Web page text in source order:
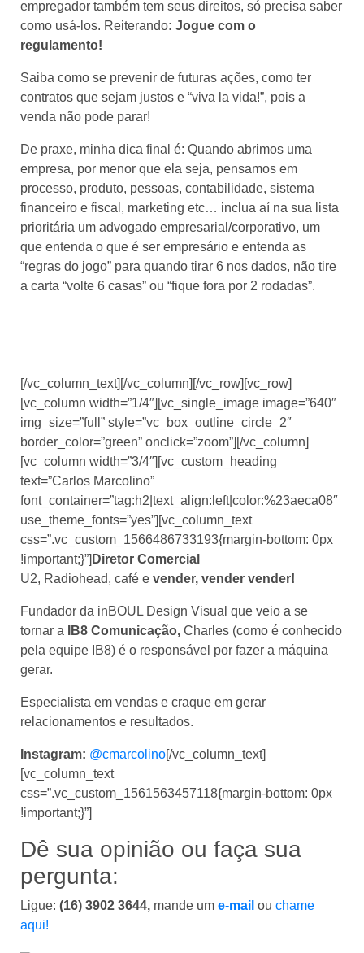
empregador também tem seus direitos, só precisa saber
como usá-los. Reiterando: Jogue com o
regulamento!
Saiba como se prevenir de futuras ações, como ter
contratos que sejam justos e “viva la vida!”, pois a
venda não pode parar!
De praxe, minha dica final é: Quando abrimos uma
empresa, por menor que ela seja, pensamos em
processo, produto, pessoas, contabilidade, sistema
financeiro e fiscal, marketing etc… inclua aí na sua lista
prioritária um advogado empresarial/corporativo, um
que entenda o que é ser empresário e entenda as
“regras do jogo” para quando tirar 6 nos dados, não tire
a carta “volte 6 casas” ou “fique fora por 2 rodadas”.
[/vc_column_text][/vc_column][/vc_row][vc_row]
[vc_column width=”1/4″][vc_single_image image=”640″
img_size=”full” style=”vc_box_outline_circle_2″
border_color=”green” onclick=”zoom”][/vc_column]
[vc_column width=”3/4″][vc_custom_heading
text=”Carlos Marcolino”
font_container=”tag:h2|text_align:left|color:%23aeca08″
use_theme_fonts=”yes”][vc_column_text
css=”.vc_custom_1566486733193{margin-bottom: 0px
!important;}”] Diretor Comercial
U2, Radiohead, café e vender, vender vender!
Fundador da inBOUL Design Visual que veio a se
tornar a
IB8 Comunicação, Charles (como é conhecido
pela equipe IB8) é o responsável por fazer a máquina
gerar.
Especialista em vendas e craque em gerar
relacionamentos e resultados.
Instagram: @cmarcolino[/vc_column_text]
[vc_column_text
css=”.vc_custom_1561563457118{margin-bottom: 0px
!important;}”]
Dê sua opinião ou faça sua
pergunta:
Ligue: (16) 3902 3644, mande um e-mail ou chame
aqui!